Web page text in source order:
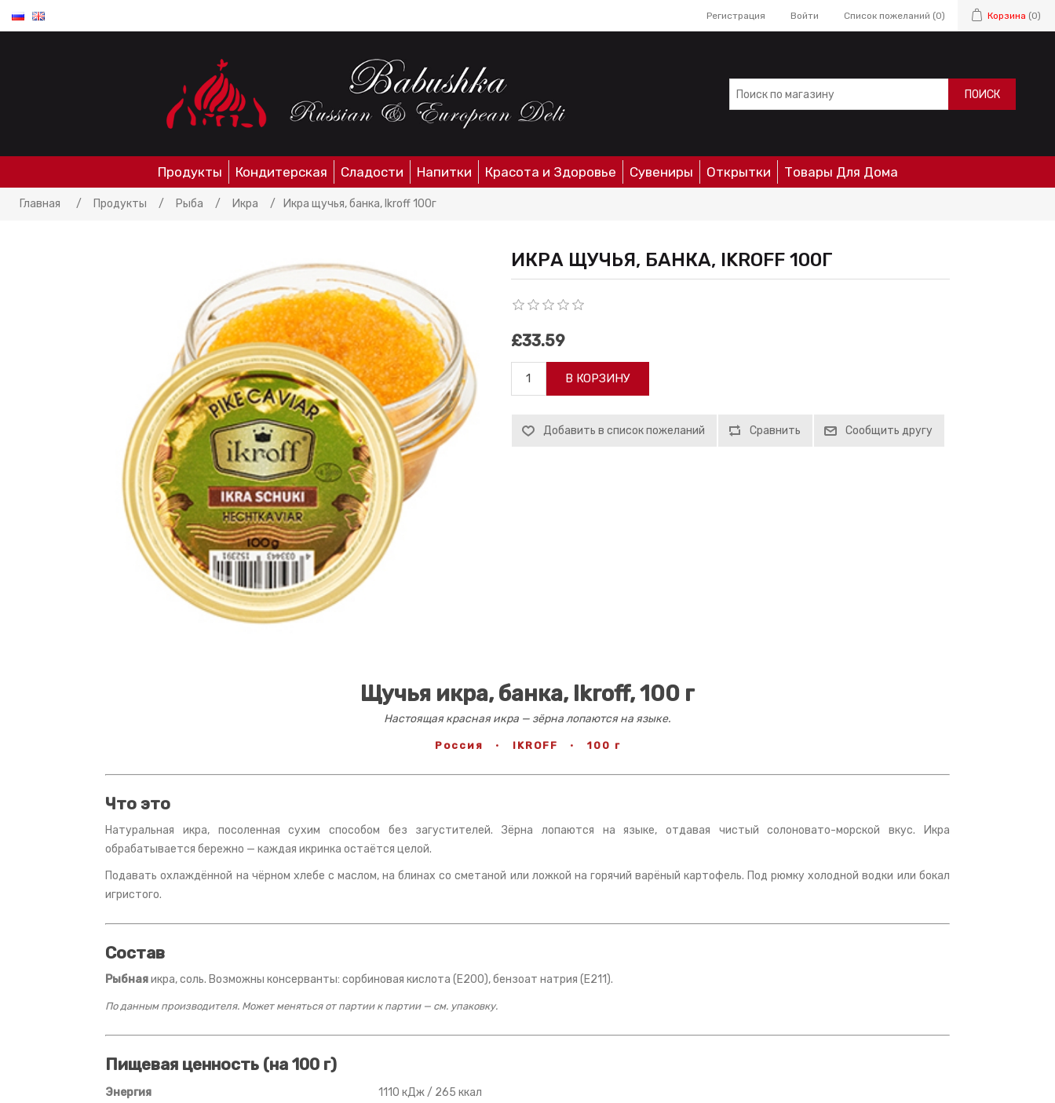
Регистрация Войти Список пожеланий (0) Корзина (0)
ПОИСК
Продукты Кондитерская Сладости Напитки Красота и Здоровье Сувениры Открытки Товары Для Дома
Главная / Продукты / Рыба / Икра / Икра щучья, банка, Ikroff 100г
ИКРА ЩУЧЬЯ, БАНКА, IKROFF 100Г
£33.59
В КОРЗИНУ
Добавить в список пожеланий Сравнить Сообщить другу
Щучья икра, банка, Ikroff, 100 г
Настоящая красная икра — зёрна лопаются на языке.
Россия · IKROFF · 100 г
Что это
Натуральная икра, посоленная сухим способом без загустителей. Зёрна лопаются на языке, отдавая чистый солоновато-морской вкус. Икра
обрабатывается бережно — каждая икринка остаётся целой.
Подавать охлаждённой на чёрном хлебе с маслом, на блинах со сметаной или ложкой на горячий варёный картофель. Под рюмку холодной водки или бокал
игристого.
Состав
Рыбнаяикра, соль. Возможны консерванты: сорбиновая кислота (E200), бензоат натрия (E211).
По данным производителя. Может меняться от партии к партии — см. упаковку.
Пищевая ценность (на 100 г)
Энергия
1110 кДж / 265 ккал